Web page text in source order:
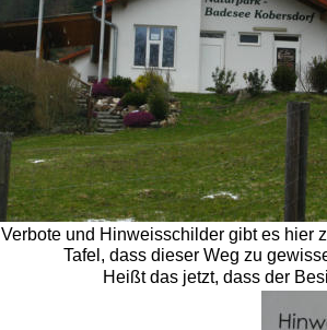
Verbote und Hinweisschilder gibt es hier
Tafel, dass dieser Weg zu
Heißt das jetzt, dass der